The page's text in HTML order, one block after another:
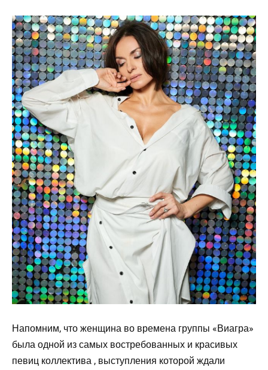
Напомним, что женщина во времена группы «Виагра»
была одной из самых востребованных и красивых
певиц коллектива , выступления которой ждали